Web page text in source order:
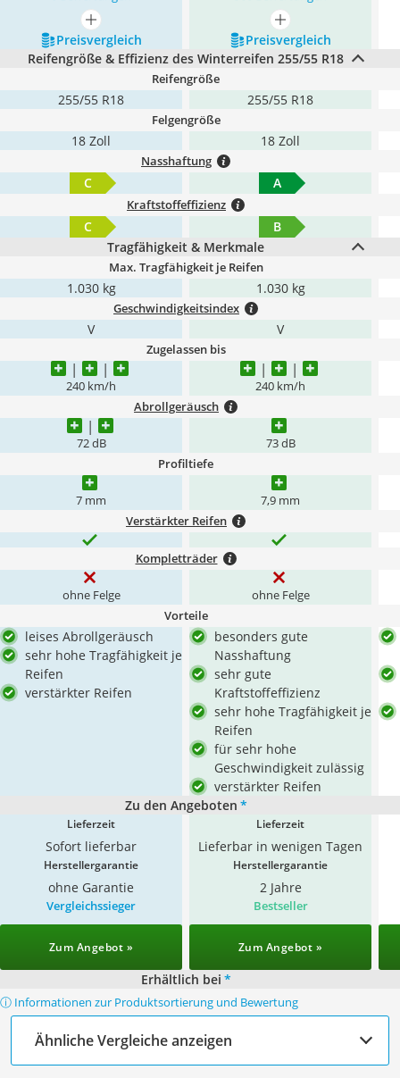
mehr anzeigen
mehr anzeigen
Preis­vergleich
Preis­vergleich
Reifengröße & Effizienz des Winterreifen 255/55 R18
Reifengröße
255/55 R18 255/55 R18
Felgengröße
18 Zoll 18 Zoll
Nasshaftung
C A
Kraftstoffeffizienz
C
B
Tragfähigkeit & Merkmale
Max. Tragfähigkeit je Reifen
1.030 kg 1.030 kg
Geschwindigkeitsindex
V V
Zugelassen bis
240 km/h 240 km/h
Abrollgeräusch
72 dB 73 dB
Profiltiefe
7 mm 7,9 mm
Verstärkter Reifen
Kompletträder
ohne Felge ohne Felge
Vorteile
leises Abrollgeräusch
sehr hohe Tragfähigkeit je
Reifen
verstärkter Reifen
besonders gute
Nasshaftung
sehr gute
Kraftstoffeffizienz
sehr hohe Tragfähigkeit je
Reifen
für sehr hohe
Geschwindigkeit zulässig
verstärkter Reifen
Zu den Angeboten *
Lieferzeit
Sofort lieferbar
Lieferzeit
Lieferbar in wenigen Tagen
Herstellergarantie
ohne Garantie
Herstellergarantie
2 Jahre
Vergleichssieger
Zum Angebot »
Bestseller
Zum Angebot »
Erhältlich bei *
ⓘ Informationen zur Produktsortierung und Bewertung
Ähnliche Vergleiche anzeigen